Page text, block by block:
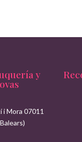
y
i Mora 07011
)